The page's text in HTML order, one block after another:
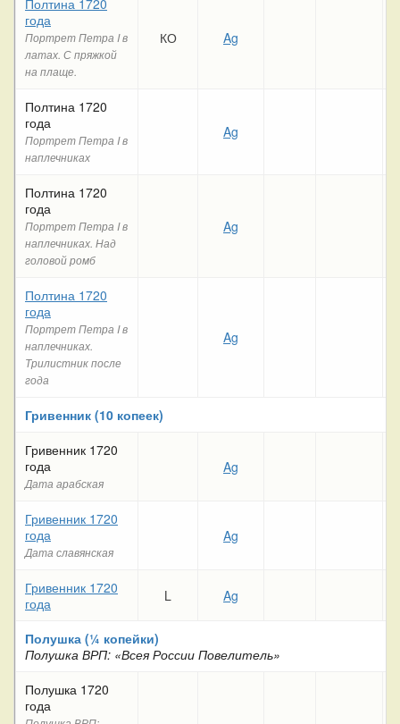
года
Портрет Петра I в
латах. С пряжкой
на плаще.
КО Ag
Полтина 1720
года
Портрет Петра I в
наплечниках
Ag
Полтина 1720
года
Портрет Петра I в
наплечниках. Над
головой ромб
Ag
Полтина 1720
года
Портрет Петра I в
наплечниках.
Трилистник после
года
Ag
Гривенник (10 копеек)
Гривенник 1720
года
Дата арабская
Ag
Гривенник 1720
года
Дата славянская
Ag
Гривенник 1720
года
L Ag
Полушка (¼ копейки)
Полушка ВРП: «Всея России Повелитель»
Полушка 1720
года